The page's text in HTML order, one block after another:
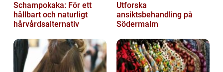
Schampokaka: För ett
hållbart och naturligt
hårvårdsalternativ
Utforska
ansiktsbehandling på
Södermalm